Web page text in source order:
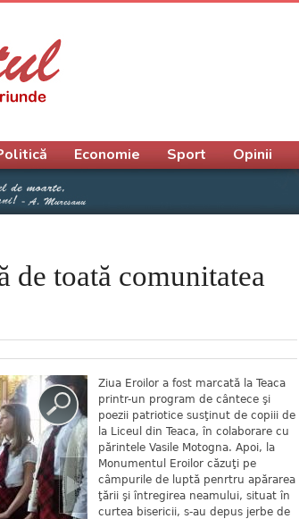
de toată comunitatea
Ziua Eroilor a fost marcată la Teaca
printr-un program de cântece şi
poezii patriotice susţinut de copiii de
la Liceul din Teaca, în colaborare cu
părintele Vasile Motogna. Apoi, la
Monumentul Eroilor căzuţi pe
câmpurile de luptă penrtru apărarea
ţării şi întregirea neamului, situat în
curtea bisericii, s-au depus jerbe de
Economie Sport Opinii